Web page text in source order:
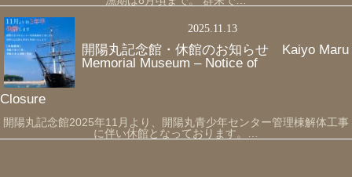
2025.11.13
開陽丸記念館・休館のお知らせ Kaiyo Maru
Memorial Museum – Notice of
開陽丸記念館2025年11月より、開陽丸青少年センター管理棟解体工事
に伴い休館となっております。…